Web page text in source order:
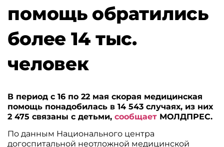
помощь обратились
более 14 тыс.
человек
В период с 16 по 22 мая скорая медицинская
помощь понадобилась в 14 543 случаях, из них
2 475 связаны с детьми,сообщает МОЛДПРЕС.
По данным Национального центра
догоспитальной неотложной медицинской